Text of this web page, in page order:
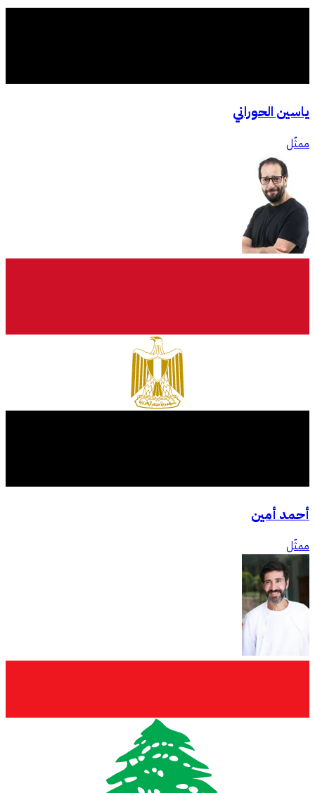
ياسين الحوراني
ممثّل
أحمد أمين
ممثّل